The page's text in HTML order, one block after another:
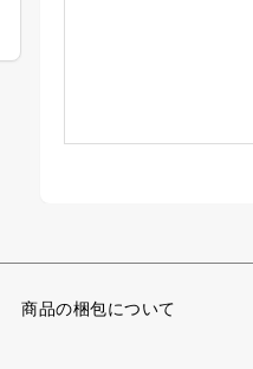
商品の梱包について